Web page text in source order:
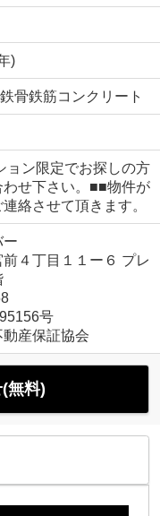
)
骨鉄筋コンクリート
ョン限定でお探しの方
せ下さい。■■物件が
絡させて頂きます。
ー
４丁目１１ー６ プレ
号
産保証協会
無料)